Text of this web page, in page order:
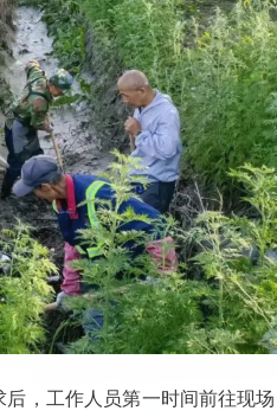
，工作人员第一时间前往现